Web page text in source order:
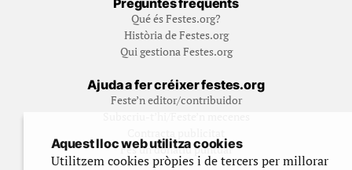
Preguntes freqüents
Qué és Festes.org?
Història de Festes.org
Qui gestiona Festes.org
Ajuda a fer créixer festes.org
Feste’n editor/contribuidor
Fes un donatiu puntual
Aquest lloc web utilitza cookies
Utilitzem cookies pròpies i de tercers per millorar